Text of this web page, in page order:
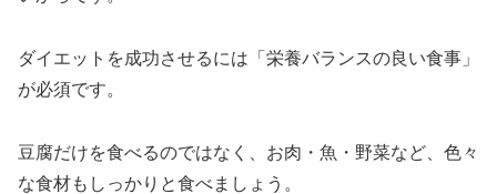
ダイエットを成功させるには「栄養バランスの良い食事」
が必須です。
豆腐だけを食べるのではなく、お肉・魚・野菜など、色々
な食材もしっかりと食べましょう。